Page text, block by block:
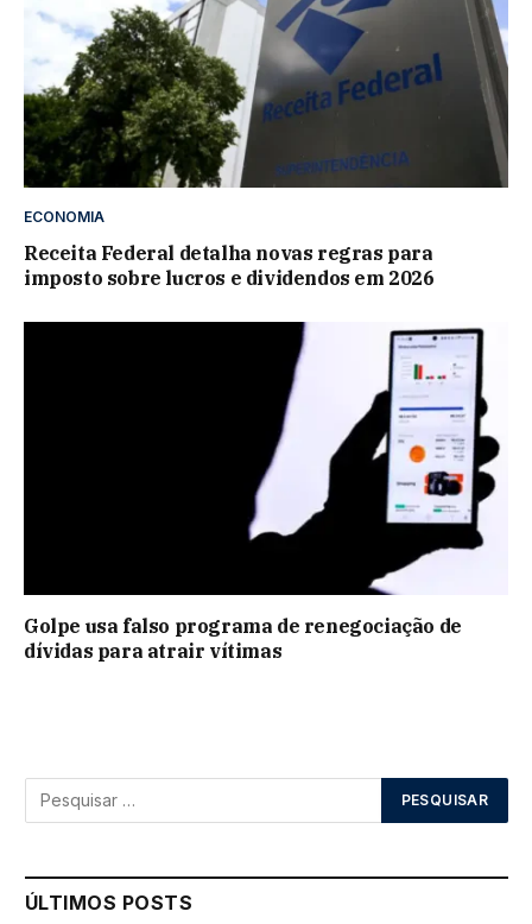
ECONOMIA
Receita Federal detalha novas regras para
imposto sobre lucros e dividendos em 2026
Golpe usa falso programa de renegociação de
dívidas para atrair vítimas
ÚLTIMOS POSTS